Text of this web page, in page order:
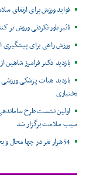
فواید ورزش برای ارتقای
تاثیر باور نکردنی ورزش بر
ورزش راهی برای پیشگیری
بازدید دکتر فرامرز
بازدید هیات پزشکی
بختیاری
سیب سلامت برگزار شد
54هزار نفر در چها محال و بختیاری عضو کمیته خدمات درمانی شدند